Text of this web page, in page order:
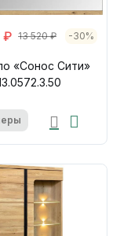
₽ 13 520 ₽ -30%
«Сонос Сити»